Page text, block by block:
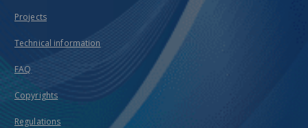
Projects
Technical information
FAQ
Copyrights
Regulations